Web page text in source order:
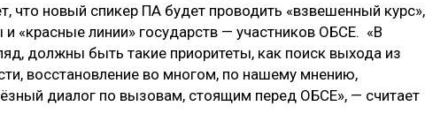
что новый спикер ПА будет проводить «взвешенный курс»,
«красные линии» государств — участников ОБСЕ. «В
должны быть такие приоритеты, как поиск выхода из
восстановление во многом, по нашему мнению,
диалог по вызовам, стоящим перед ОБСЕ», — считает